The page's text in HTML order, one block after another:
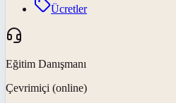
Ücretler
Eğitim Danışmanı
Çevrimiçi (online)